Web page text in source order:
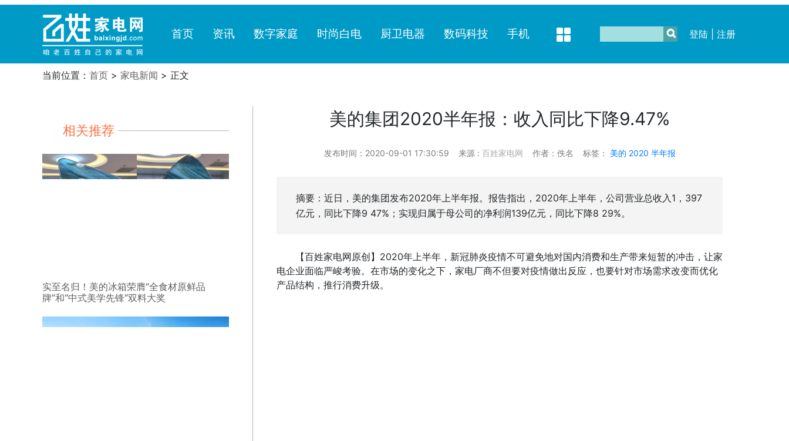
首页 资讯 数字家庭 时尚白电 厨卫电器 数码科技 手机 登陆| 注册
当前位置： 首页 > 家电新闻 > 正文
相关推荐
实至名归！美的冰箱荣膺“全食材原鲜品
牌”和“中式美学先锋”双料大奖
美的集团2020半年报：收入同比下降9.47%
发布时间：2020-09-01 17:30:59 来源 : 百姓家电网 作者：佚名 标签： 美的 2020 半年报
摘要：近日，美的集团发布2020年上半年报。报告指出，2020年上半年，公司营业总收入1，397
亿元，同比下降9 47%；实现归属于母公司的净利润139亿元，同比下降8 29%。
【百姓家电网原创】2020年上半年，新冠肺炎疫情不可避免地对国内消费和生产带来短暂的冲击，让家
电企业面临严峻考验。在市场的变化之下，家电厂商不但要对疫情做出反应，也要针对市场需求改变而优化
产品结构，推行消费升级。